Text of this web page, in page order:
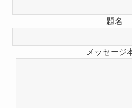
題名
メッセージ